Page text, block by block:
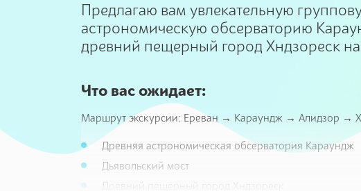
Предлагаю вам увлекательную
астрономическую обсерваторию
древний пещерный город Хндзореск
Что вас ожидает:
Маршрут экскурсии: Ереван → Караундж → Алидзор →
Древняя астрономическая обсерватория Караундж
Дьявольский мост